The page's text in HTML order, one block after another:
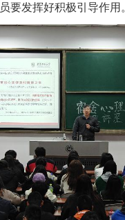
要发挥好积极引导作用